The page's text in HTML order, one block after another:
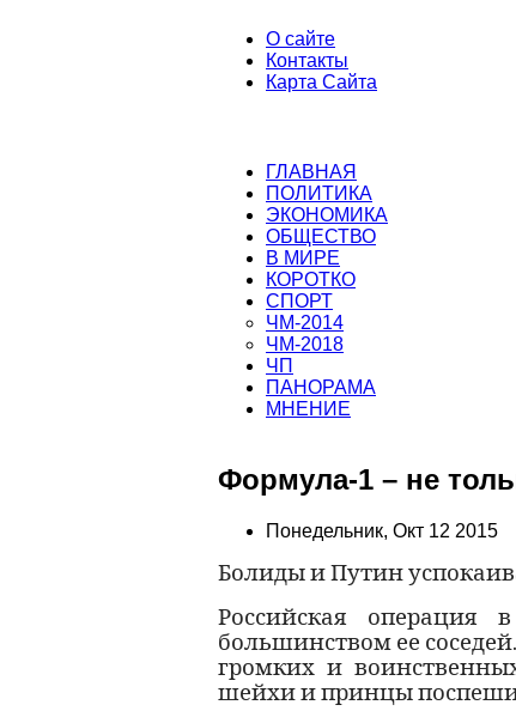
О сайте
Контакты
Карта Сайта
ГЛАВНАЯ
ПОЛИТИКА
ЭКОНОМИКА
ОБЩЕСТВО
В МИРЕ
КОРОТКО
СПОРТ
ЧМ-2014
ЧМ-2018
ЧП
ПАНОРАМА
МНЕНИЕ
Формула-1 – не
Понедельник, Окт 12 2015
Болиды и Путин
Российская операция
большинством ее
громких и
шейхи и принцы